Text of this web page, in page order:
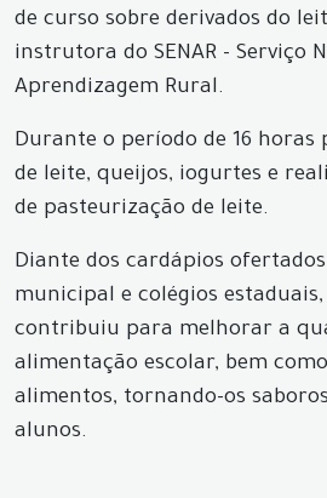
de curso sobre derivados do
instrutora do SENAR - Serviço
Aprendizagem Rural.
Durante o período de 16 horas
de leite, queijos, iogurtes e
de pasteurização de leite.
Diante dos cardápios
municipal e colégios
contribuiu para melhorar a
alimentação escolar, bem
alimentos, tornando-os
alunos.